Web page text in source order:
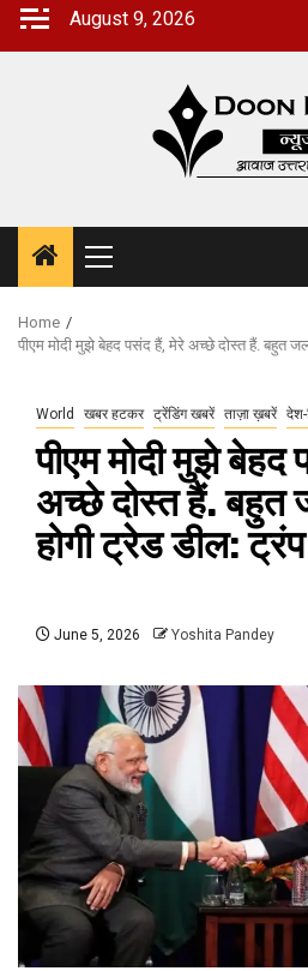
Skip
August 9, 2026
Primary
Menu
Home
पीएम मोदी मुझे बेहद पसंद हैं, मेरे अच्छे दोस्त हैं. बहुत
World खबर हटकर ट्रेंडिंग खबरें ताज़ा ख़बरें देश-
पीएम मोदी मुझे बेहद
अच्छे दोस्त हैं. बहुत
होगी ट्रेड डील: ट्रंप
June 5, 2026 Yoshita Pandey